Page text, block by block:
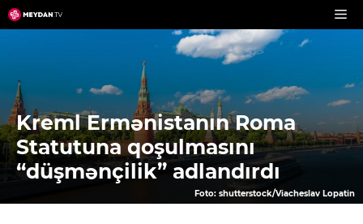
Skip
to
Kreml Ermənistanın Roma
Statutuna qoşulmasını
“düşmənçilik” adlandırdı
Foto: shutterstock/Viacheslav Lopatin